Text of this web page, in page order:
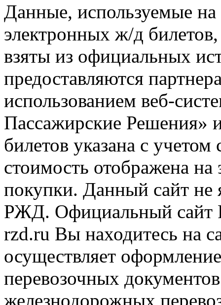
Данные, используемые на
электронных ж/д
взяты из официальных
предоставляются
использованием веб-
Пассажирские
билетов указана с
стоимость отображена
покупки. Данный сайт не
РЖД. Официальный сайт
rzd.ru Вы находитесь на
осуществляет
перевозочных
железнодорожных